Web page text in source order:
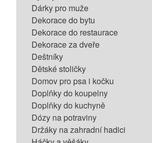
Dárky pro muže
Dekorace do bytu
Dekorace do restaurace
Dekorace za dveře
Deštníky
Dětské stoličky
Domov pro psa i kočku
Doplňky do koupelny
Doplňky do kuchyně
Dózy na potraviny
Držáky na zahradní hadici